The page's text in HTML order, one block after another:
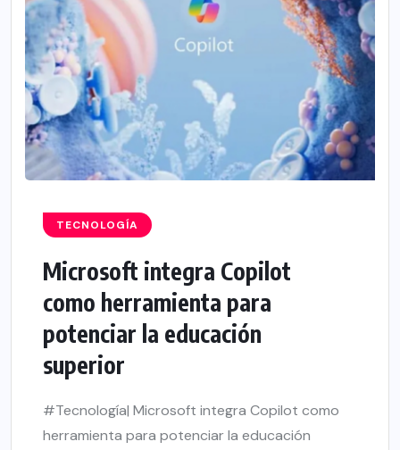
TECNOLOGÍA
Microsoft integra Copilot
como herramienta para
potenciar la educación
superior
#Tecnología| Microsoft integra Copilot como
herramienta para potenciar la educación